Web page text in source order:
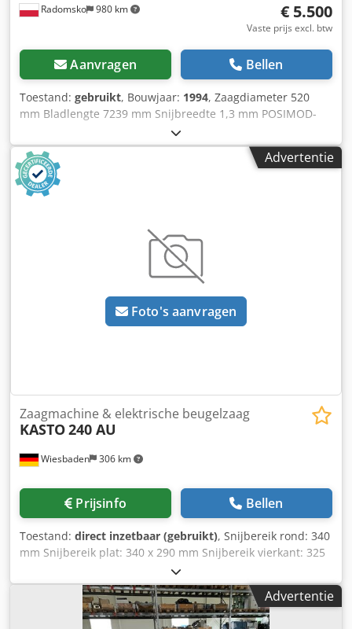
Radomsko 980 km € 5.500
Vaste prijs excl. btw
Aanvragen Bellen
Toestand: gebruikt, Bouwjaar: 1994, Zaagdiameter 520
mm Bladlengte 7239 mm Snijbreedte 1,3 mm POSIMOD-
besturing Snijvlak vierkant 520 x 520 mm Aanvoerlengte
500 mm Aanvoerlengte meervoudig 4500 mm Kleinste
sectielengte 6 mm Resterende sectielengte min./max. 10 /
100 mm Zaagsnelheid 20 - 130 m/min Afmetingen
zaagband 7239 x 50 x 1,3 mm Zaagmotor 5,5 kW Totaal
Afmetingen machine L x B x H 3,42 x 2,30 x 2,40 m
Dsdpfxjwqz Azj Aniewa - 2-koloms geleid - Accessoires:
Rollentransporteur 2500 mm lang, spaanafvoer,
Advertentie
Foto's aanvragen
Wiesbaden 306 km
Zaagmachine & elektrische beugelzaag
KASTO240 AU
Prijsinfo Bellen
Toestand: direct inzetbaar (gebruikt), Snijbereik rond: 340
mm Snijbereik plat: 340 x 290 mm Snijbereik vierkant: 325
x 325 mm Zaagbladafmetingen: 600 x 52 x 2,5 mm
Aandrijfmotor: 380 V, 6 kW Benodigde ruimte: 2100 x 2100
x 1470 mm Gewicht, circa: 1840 kg Dsdsznvnkspfx Aniowa
Advertentie